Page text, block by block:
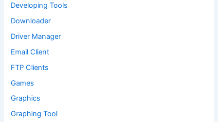
Developing Tools
Downloader
Driver Manager
Email Client
FTP Clients
Games
Graphics
Graphing Tool